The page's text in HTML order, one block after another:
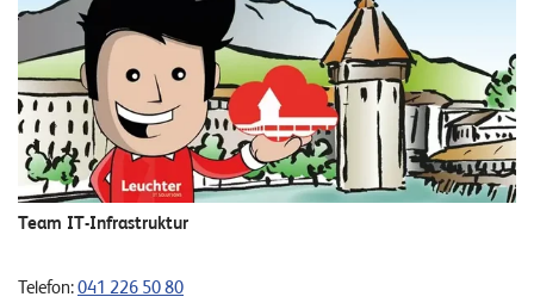
Team IT-Infrastruktur
Telefon:041 226 50 80